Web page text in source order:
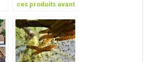
ces produits avant